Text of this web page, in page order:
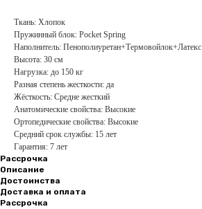
Ткань: Хлопок
Пружинный блок: Pocket Spring
Наполнитель: Пенополиуретан+Термовойлок+Латекс
Высота: 30 см
Нагрузка: до 150 кг
Разная степень жесткости: да
Жёсткость: Средне жесткий
Анатомические свойства: Высокие
Ортопедические свойства: Высокие
Средний срок службы: 15 лет
Гарантия: 7 лет
Рассрочка
Описание
Достоинства
Доставка и оплата
Рассрочка